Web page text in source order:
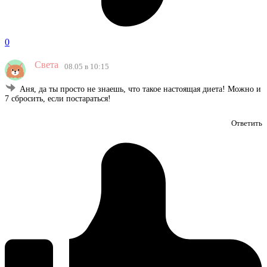
0
Света 08.05 в 10:15
Аня, да ты просто не знаешь, что такое настоящая диета! Можно и
7 сбросить, если постараться!
Ответить